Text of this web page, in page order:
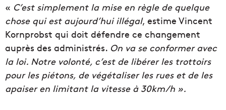
« C’est simplement la mise en règle de quelque
chose qui est aujourd’hui illégal, estime Vincent
Kornprobst qui doit défendre ce changement
auprès des administrés. On va se conformer avec
la loi. Notre volonté, c’est de libérer les trottoirs
pour les piétons, de végétaliser les rues et de les
apaiser en limitant la vitesse à 30km/h ».